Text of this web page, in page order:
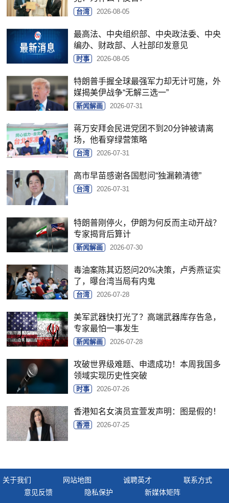
台湾 2026-08-05
最高法、中央组织部、中央政法委、中央
编办、财政部、人社部印发意见
时事 2026-08-05
特朗普手握全球最强军力却无计可施，外
媒揭美伊战争“无解三选一”
新闻解画 2026-07-31
蒋万安拜会民进党团不到20分钟被请离
场，他看穿绿营策略
台湾 2026-07-31
高市早苗感谢各国慰问“独漏赖清德”
台湾 2026-07-31
特朗普刚停火，伊朗为何反而主动开战？
专家揭背后算计
新闻解画 2026-07-30
毒油案陈其迈怒问20%决策，卢秀燕证实
了，曝台湾当局有内鬼
台湾 2026-07-28
美军武器快打光了？高端武器库存告急，
专家最怕一事发生
新闻解画 2026-07-28
攻破世界级难题、申遗成功！本周我国多
领域实现历史性突破
时事 2026-07-26
香港知名女演员宣萱发声明：图是假的！
香港 2026-07-25
关于我们 网站地图 诚聘英才
联系方式
意见反馈
隐私保护 新媒体矩阵